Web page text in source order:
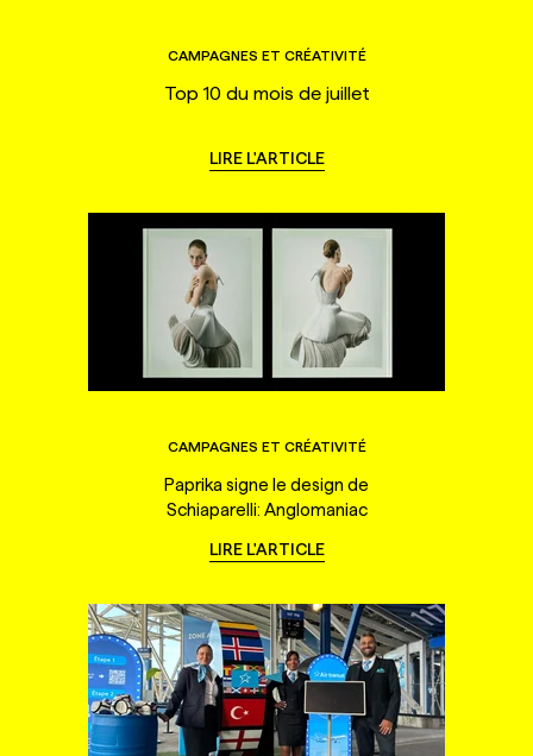
CAMPAGNES ET CRÉATIVITÉ
Top 10 du mois de juillet
LIRE L'ARTICLE
CAMPAGNES ET CRÉATIVITÉ
Paprika signe le design de
Schiaparelli: Anglomaniac
LIRE L'ARTICLE